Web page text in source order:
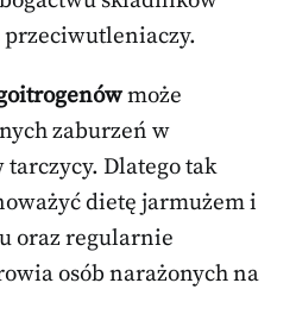
przeciwutleniaczy.
może
zaburzeń w
Dlatego tak
dietę jarmużem i
oraz regularnie
osób narażonych na